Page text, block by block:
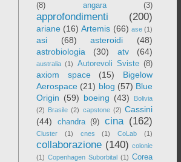
(8)
angara (3)
approfondimenti (200)
ariane (16) Artemis (66) ase (1)
asi (68) asteroidi
(48)
astrobiologia
(30) atv (64)
australia (1) Autorevoli Sviste (8)
axiom space (15)
Bigelow
Aerospace (21) blog (57) Blue
Origin (59) boeing (43)
Bolivia
(2) Brasile (2) capstone (2) Cassini
(44)
chandra (9) cina (162)
Cluster (1) cnes (1) CoLab (1)
collaborazione (140) colonie
(1) Copenhagen Suborbital (1) Corea